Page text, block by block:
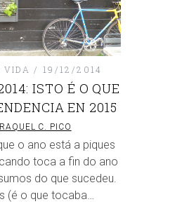
VIDA 19/12/2014
ISTO É O QUE
EN 2015
RAQUEL C. PICO
o ano está a piques
toca a fin do ano
do que sucedeu.
(é o que tocaba…